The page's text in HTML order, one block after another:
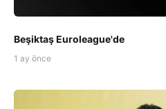
Beşiktaş Euroleague'de
1 ay önce